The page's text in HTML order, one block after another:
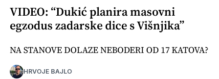
VIDEO: “Dukić planira masovni
egzodus zadarske dice s Višnjika”
NA STANOVE DOLAZE NEBODERI OD 17 KATOVA?
HRVOJE BAJLO